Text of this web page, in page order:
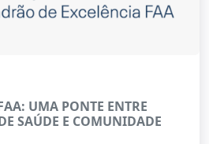
UMA PONTE ENTRE
SAÚDE E COMUNIDADE